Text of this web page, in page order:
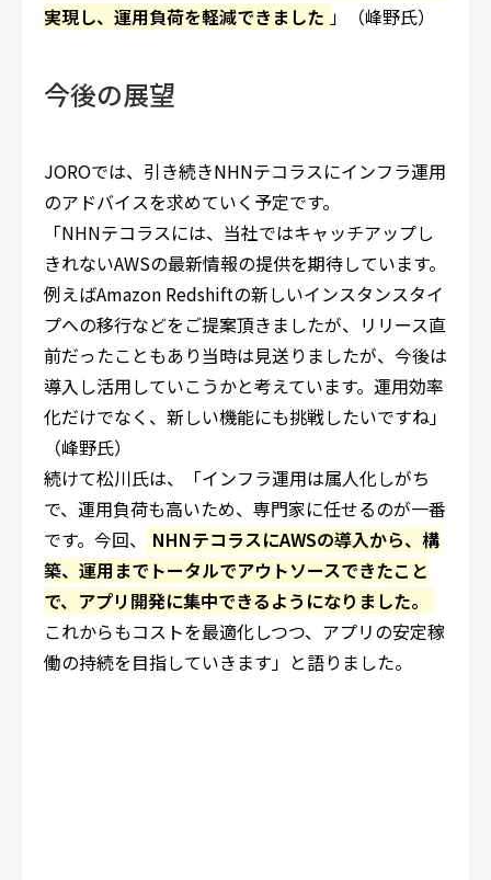
実現し、運用負荷を軽減できました 」（峰野氏）
今後の展望
JOROでは、引き続きNHNテコラスにインフラ運用
のアドバイスを求めていく予定です。
「NHNテコラスには、当社ではキャッチアップし
きれないAWSの最新情報の提供を期待しています。
例えばAmazon Redshiftの新しいインスタンスタイ
プへの移行などをご提案頂きましたが、リリース直
前だったこともあり当時は見送りましたが、今後は
導入し活用していこうかと考えています。運用効率
化だけでなく、新しい機能にも挑戦したいですね」
（峰野氏）
続けて松川氏は、「インフラ運用は属人化しがち
で、運用負荷も高いため、専門家に任せるのが一番
です。今回、
NHNテコラスにAWSの導入から、構
築、運用までトータルでアウトソースできたこと
で、アプリ開発に集中できるようになりました。
これからもコストを最適化しつつ、アプリの安定稼
働の持続を目指していきます」と語りました。